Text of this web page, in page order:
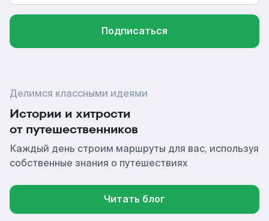
Подписаться
Делимся классными идеями
Истории и хитрости
от путешественников
Каждый день строим маршруты для вас, используя
собственные знания о путешествиях
Читать блог